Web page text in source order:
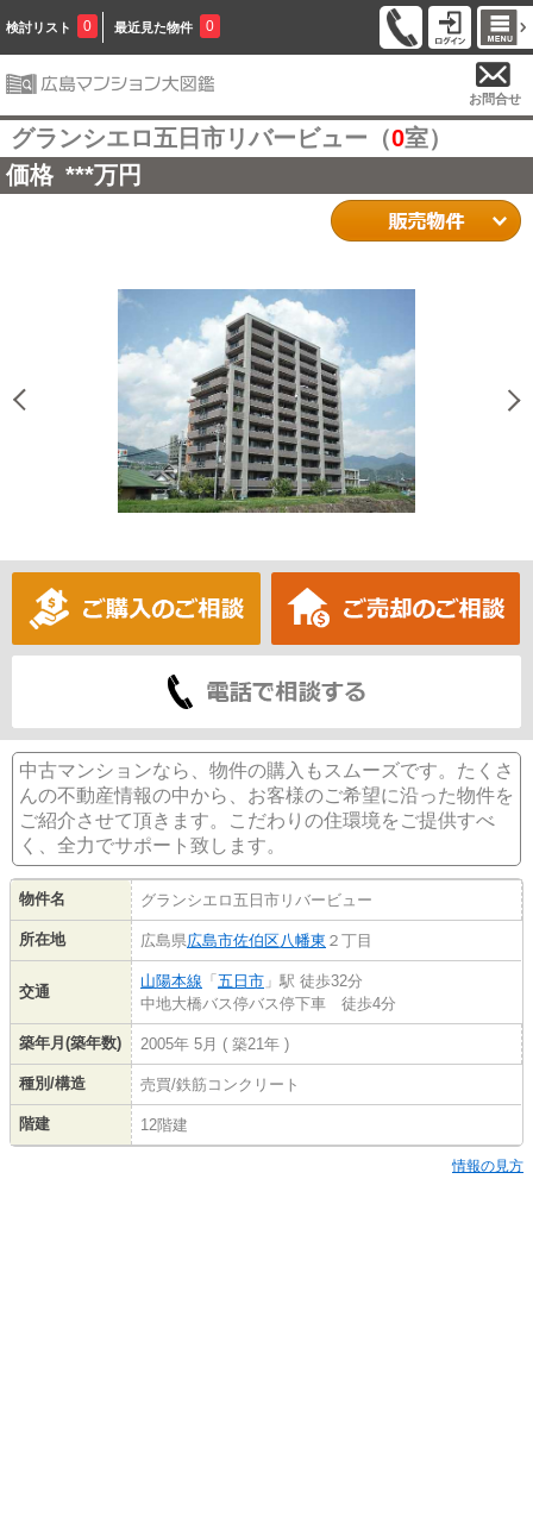
検討リスト 0 最近見た物件 0
お問合せ
グランシエロ五日市リバービュー（0室）
価格 ***万円
中古マンションなら、物件の購入もスムーズです。たくさ
んの不動産情報の中から、お客様のご希望に沿った物件を
ご紹介させて頂きます。こだわりの住環境をご提供すべ
く、全力でサポート致します。
物件名 グランシエロ五日市リバービュー
所在地 広島県広島市佐伯区八幡東 ２丁目
交通
山陽本線 「五日市 」駅 徒歩32分
中地大橋バス停バス停下車 徒歩4分
築年月(築年数) 2005年 5月 ( 築21年 )
種別/構造 売買/鉄筋コンクリート
階建 12階建
情報の見方